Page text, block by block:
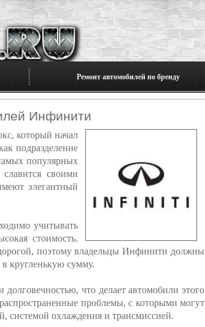
Ремонт автомобилей по бренду
Инфинити
который начал
подразделение
популярных
своими
элегантный
учитывать
стоимость.
поэтому владельцы Инфинити должны
кругленькую сумму.
что делает автомобили этого
проблемы, с которыми могут
системой охлаждения и трансмиссией.